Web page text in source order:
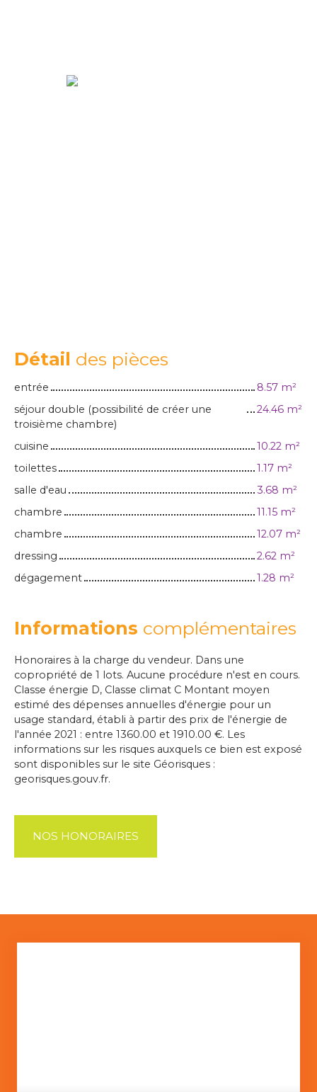
Détail des pièces
entrée
8.57 m²
séjour double (possibilité de créer une
troisième chambre)
24.46 m²
cuisine
10.22 m²
toilettes
1.17 m²
salle d'eau
3.68 m²
chambre
11.15 m²
chambre
12.07 m²
dressing
2.62 m²
dégagement
1.28 m²
Informations complémentaires
Honoraires à la charge du vendeur. Dans une
copropriété de 1 lots. Aucune procédure n'est en cours.
Classe énergie D, Classe climat C Montant moyen
estimé des dépenses annuelles d'énergie pour un
usage standard, établi à partir des prix de l'énergie de
l'année 2021 : entre 1360.00 et 1910.00 €. Les
informations sur les risques auxquels ce bien est exposé
sont disponibles sur le site Géorisques :
georisques.gouv.fr.
NOS HONORAIRES